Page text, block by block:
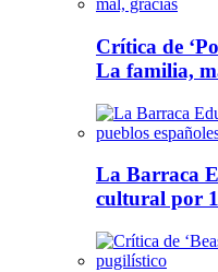
Crítica de
La familia,
La Barraca
cultural por